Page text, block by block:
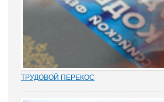
ТРУДОВОЙ ПЕРЕКОС